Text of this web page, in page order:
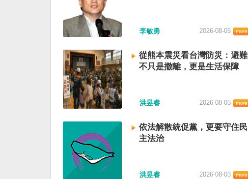
李敏勇 2026-08-05
從熊本震災看台灣防災：避難
不只是撤離，更是生活保障
洪昱睿 2026-08-05
依法解散統促黨，更要守住民
主法治
洪昱睿 2026-08-03